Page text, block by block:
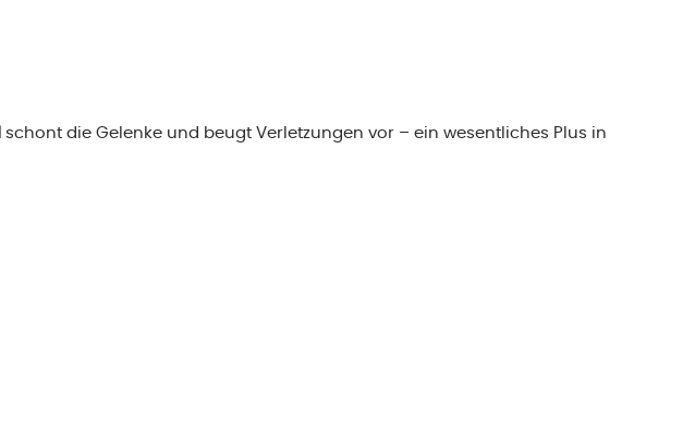
schont die Gelenke und beugt Verletzungen vor – ein wesentliches Plus in